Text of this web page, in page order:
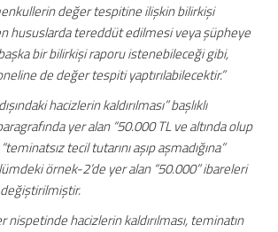
değer tespitine ilişkin bilirkişi
hususlarda tereddüt edilmesi veya şüpheye
bir bilirkişi raporu istenebileceği gibi,
de değer tespiti yaptırılabilecektir.”
hacizlerin kaldırılması” başlıklı
yer alan “50.000 TL ve altında olup
tecil tutarını aşıp aşmadığına”
örnek-2’de yer alan “50.000” ibareleri
nispetinde hacizlerin kaldırılması, teminatın